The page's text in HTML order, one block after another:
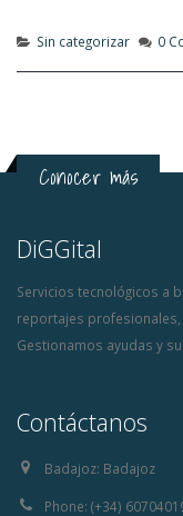
Sin categorizar 0
Conocer más
DiGGital
Servicios tecnológicos a
reportajes profesionales,
Gestionamos ayudas y
Contáctanos
Badajoz: Badajoz
Phone: (+34)